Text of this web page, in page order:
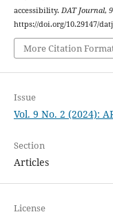
accessibility. DAT Journal, 9
https://doi.org/10.29147/
More Citation
Issue
Vol. 9 No. 2 (2024):
Section
Articles
License